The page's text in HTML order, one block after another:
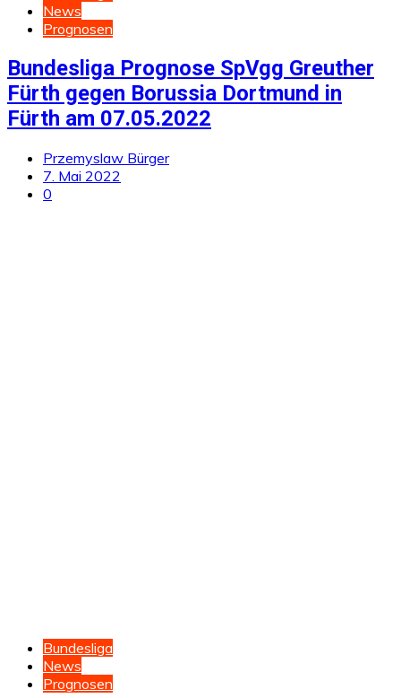
News
Prognosen
Bundesliga Prognose SpVgg Greuther
Fürth gegen Borussia Dortmund in
Fürth am 07.05.2022
Przemyslaw Bürger
7. Mai 2022
0
Bundesliga
News
Prognosen